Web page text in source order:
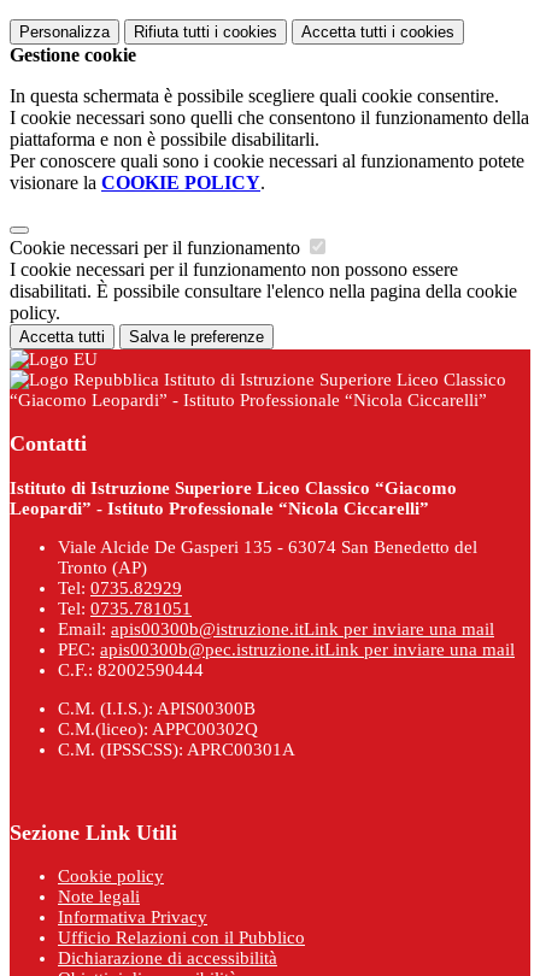
Personalizza Rifiuta tutti i cookies Accetta tutti i cookies
Gestione cookie
In questa schermata è possibile scegliere quali cookie consentire.
I cookie necessari sono quelli che consentono il funzionamento della
piattaforma e non è possibile disabilitarli.
Per conoscere quali sono i cookie necessari al funzionamento potete
visionare la COOKIE POLICY.
Cookie necessari per il funzionamento
I cookie necessari per il funzionamento non possono essere
disabilitati. È possibile consultare l'elenco nella pagina della cookie
policy.
Accetta tutti Salva le preferenze
Istituto di Istruzione Superiore Liceo Classico
“Giacomo Leopardi” - Istituto Professionale “Nicola Ciccarelli”
Contatti
Istituto di Istruzione Superiore Liceo Classico “Giacomo
Leopardi” - Istituto Professionale “Nicola Ciccarelli”
Viale Alcide De Gasperi 135 - 63074 San Benedetto del
Tronto (AP)
Tel: 0735.82929
Tel: 0735.781051
Email: apis00300b@istruzione.itLink per inviare una mail
PEC: apis00300b@pec.istruzione.itLink per inviare una mail
C.F.: 82002590444
C.M. (I.I.S.): APIS00300B
C.M.(liceo): APPC00302Q
C.M. (IPSSCSS): APRC00301A
Sezione Link Utili
Cookie policy
Note legali
Informativa Privacy
Ufficio Relazioni con il Pubblico
Dichiarazione di accessibilità